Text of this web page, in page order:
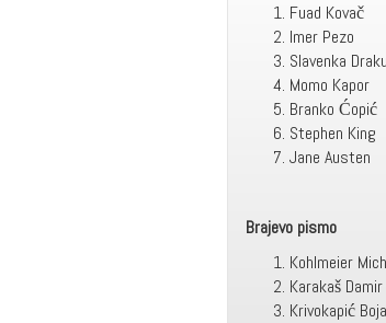
Fuad
Imer
Slavenka
Momo
Branko
Stephen
Jane
Brajevo pismo
Kohlmeier
Karakaš
Krivokapić